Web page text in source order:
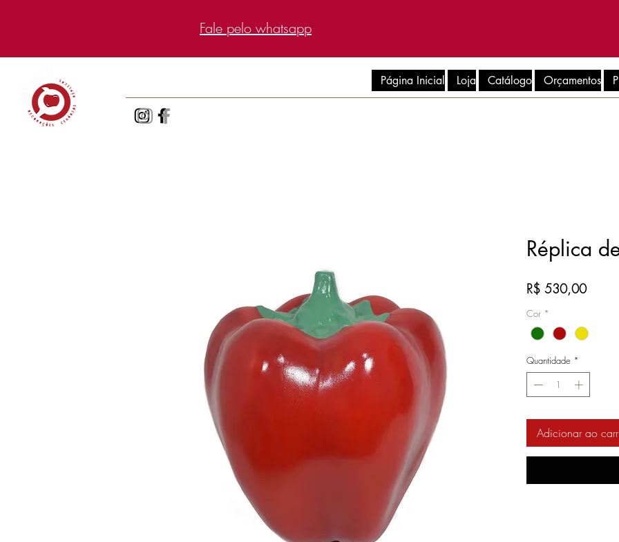
Fale pelo whatsapp
Página Inicial Loja Catálogo Orçamentos
Réplica
R$ 530,00Preço
Cor *
Quantidade *
Adicionar ao